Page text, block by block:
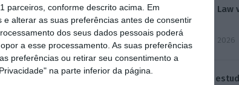
parceiros, conforme descrito acima. Em
alterar as suas preferências antes de consentir
dos seus dados pessoais poderá
a esse processamento. As suas preferências
preferências ou retirar seu consentimento a
na parte inferior da página.
Rock ‘n’
outubro
3 Agosto 2026
Projeto